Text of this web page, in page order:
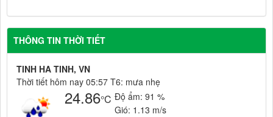
THÔNG TIN THỜI TIẾT
TINH HA TINH, VN
Thời tiết hôm nay 05:57 T6: mưa nhẹ
24.86°C Độ ẩm: 91 %
Gió: 1.13 m/s